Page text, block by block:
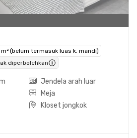
(belum termasuk luas k. mandi)
diperbolehkan
Jendela arah luar
Meja
Kloset jongkok